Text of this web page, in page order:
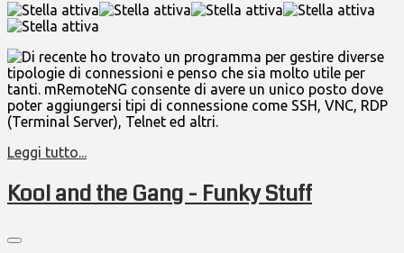
Di recente ho trovato un programma per gestire diverse
tipologie di connessioni e penso che sia molto utile per
tanti. mRemoteNG consente di avere un unico posto dove
poter aggiungersi tipi di connessione come SSH, VNC, RDP
(Terminal Server), Telnet ed altri.
Leggi tutto...
Kool and the Gang - Funky Stuff